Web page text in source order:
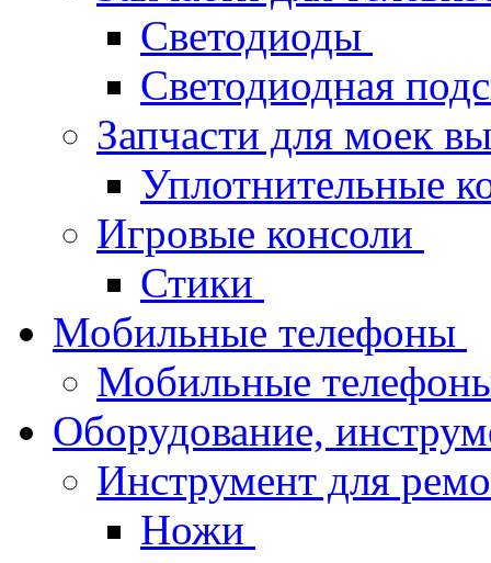
Светодиоды
Светодиодная
Запчасти для моек
Уплотнительные
Игровые консоли
Стики
Мобильные телефоны
Мобильные
Оборудование,
Инструмент для
Ножи